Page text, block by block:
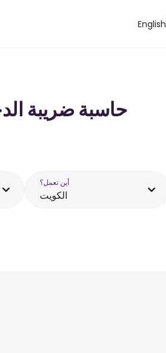
English
حاسبة ضريبة الدخل ل د.ك.‏١٢١٬٩٢٠
أين تعمل؟
الكويت